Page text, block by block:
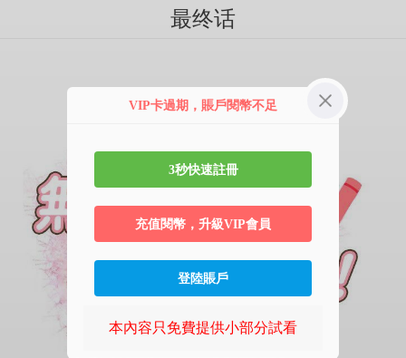
最终话
VIP卡過期，賬戶閱幣不足
3秒快速註冊
充值閱幣，升級VIP會員
登陸賬戶
本內容只免費提供小部分試看